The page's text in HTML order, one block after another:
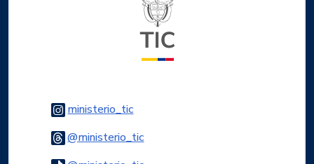
ministerio_ticLogo Instagram
@ministerio_ticLogo Threads